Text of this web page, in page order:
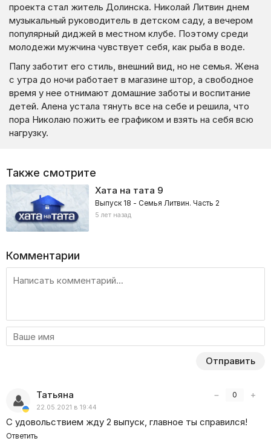
проекта стал житель Долинска. Николай Литвин днем
музыкальный руководитель в детском саду, а вечером
популярный диджей в местном клубе. Поэтому среди
молодежи мужчина чувствует себя, как рыба в воде.
Папу заботит его стиль, внешний вид, но не семья. Жена
с утра до ночи работает в магазине штор, а свободное
время у нее отнимают домашние заботы и воспитание
детей. Алена устала тянуть все на себе и решила, что
пора Николаю пожить ее графиком и взять на себя всю
нагрузку.
Также смотрите
Хата на тата 9
Выпуск 18 - Семья Литвин. Часть 2
5 лет назад
Комментарии
Отправить
− 0 +
Татьяна
22.05.2021 в 19:44
С удовольствием жду 2 выпуск, главное ты справился!
Ответить